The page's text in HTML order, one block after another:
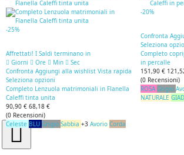
-25%
Affrettati! I Saldi terminano in
Giorni
Ore Min
Sec
Confronta Aggiungi alla wishlist Vista rapida
Seleziona opzioni
Completo Lenzuola matrimoniali in Flanella
Caleffi tinta unita
90,90 € 68,18 €
(0 Recensioni)
Celeste BLU Grigio Sabbia +3 Avorio Corda
-20%
Confronta
Seleziona
Completo
in percalle
151,90 €
(0 Recensioni)
ROSA Grigio
NATURALE